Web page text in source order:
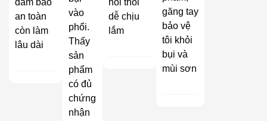
an toàn
còn làm
lâu dài
vào
phổi.
Thấy
sản
phẩm
có đủ
chứng
nhận
dễ chịu
lắm
găng tay
bảo vệ
tôi khỏi
bụi và
mùi sơn